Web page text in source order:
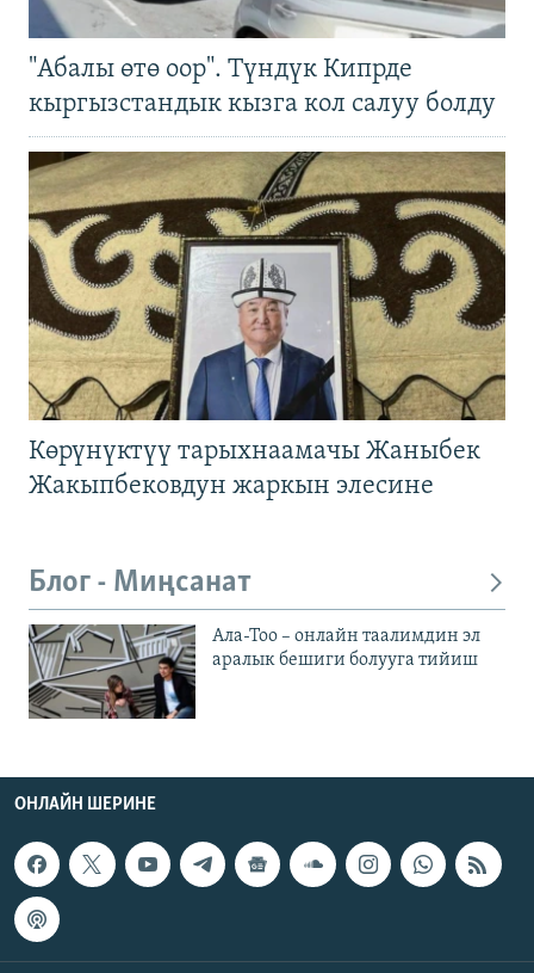
"Абалы өтө оор". Түндүк Кипрде
кыргызстандык кызга кол салуу болду
Көрүнүктүү тарыхнаамачы Жаныбек
Жакыпбековдун жаркын элесине
Блог - Миңсанат
Ала-Тоо – онлайн таалимдин эл
аралык бешиги болууга тийиш
ОНЛАЙН ШЕРИНЕ